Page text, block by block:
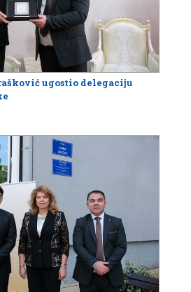
ugostio delegaciju